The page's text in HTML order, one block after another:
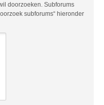
doorzoeken. Subforums
subforums“ hieronder